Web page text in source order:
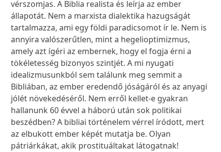
vérszomjas. A Biblia realista és leírja az ember
állapotát. Nem a marxista dialektika hazugságát
tartalmazza, ami egy földi paradicsomot ír le. Nem is
annyira valószerűtlen, mint a hegelioptimizmus,
amely azt ígéri az embernek, hogy el fogja érni a
tökéletesség bizonyos szintjét. A mi nyugati
idealizmusunkból sem találunk meg semmit a
Bibliában, az ember eredendő jóságáról és az anyagi
jólét növekedéséről. Nem erről kellet-e gyakran
hallanunk 60 évvel a háború után sok politikai
beszédben? A bibliai történelem vérrel íródott, mert
az elbukott ember képét mutatja be. Olyan
pátriárkákat, akik prostituáltakat látogatnak!